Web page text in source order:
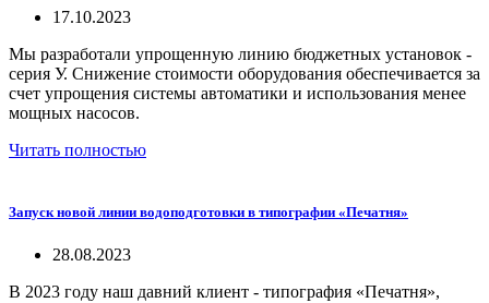
17.10.2023
Мы разработали упрощенную линию бюджетных установок -
серия У. Снижение стоимости оборудования обеспечивается за
счет упрощения системы автоматики и использования менее
мощных насосов.
Читать полностью
Запуск новой линии водоподготовки в типографии «Печатня»
28.08.2023
В 2023 году наш давний клиент - типография «Печатня»,